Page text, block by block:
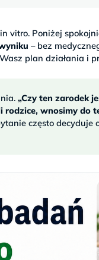
vitro. Poniżej
– bez
plan działania i
„Czy ten zarodek
rodzice, wnosimy do
często decyduje